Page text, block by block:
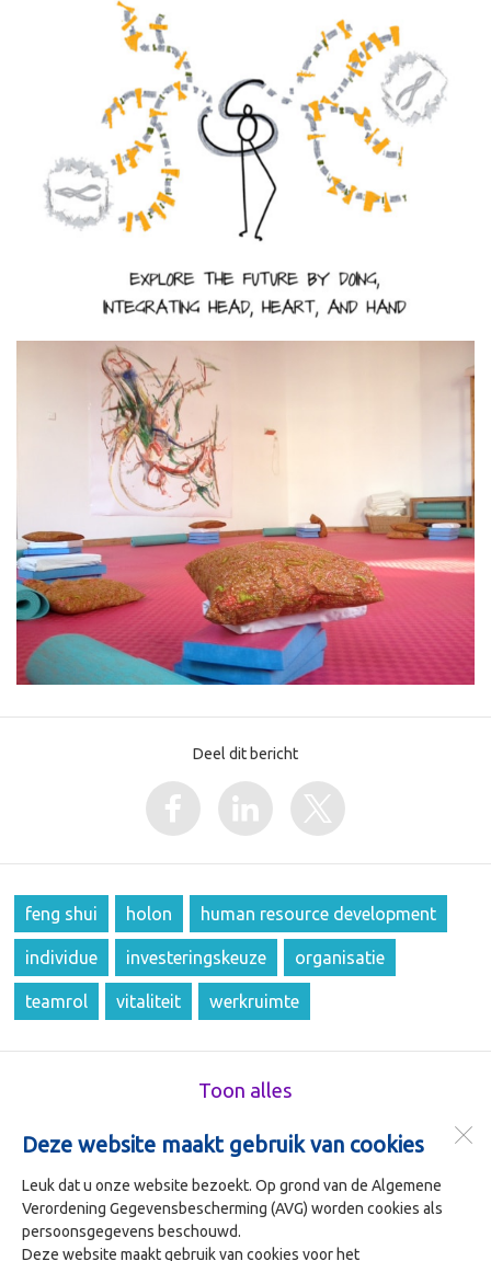
Deze website maakt gebruik van cookies
Leuk dat u onze website bezoekt. Op grond van de Algemene
Verordening Gegevensbescherming (AVG) worden cookies als
persoonsgegevens beschouwd.
Deze website maakt gebruik van cookies voor het
Deel dit bericht
feng shui holon human resource development
individue investeringskeuze organisatie
teamrol vitaliteit werkruimte
Toon alles
Beursplein 37
3011 AA Rotterdam (P.O.Box 30223 3001 DE)